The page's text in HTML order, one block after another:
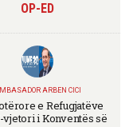
OP-ED
ARBEN CICI
e Refugjatëve
vjetori i Konventës së